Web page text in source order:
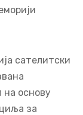
сателитски
на основу
за